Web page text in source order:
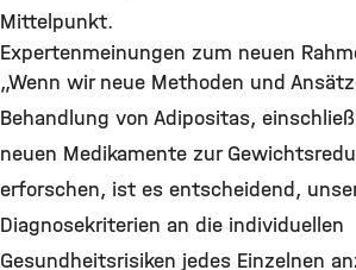
Mittelpunkt.
Expertenmeinungen zum neuen
„Wenn wir neue Methoden und
Behandlung von Adipositas,
neuen Medikamente zur
erforschen, ist es entscheidend,
Diagnosekriterien an die individuellen
Gesundheitsrisiken jedes Einzelnen